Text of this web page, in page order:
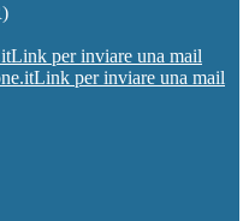
Link per inviare una mail
Link per inviare una mail